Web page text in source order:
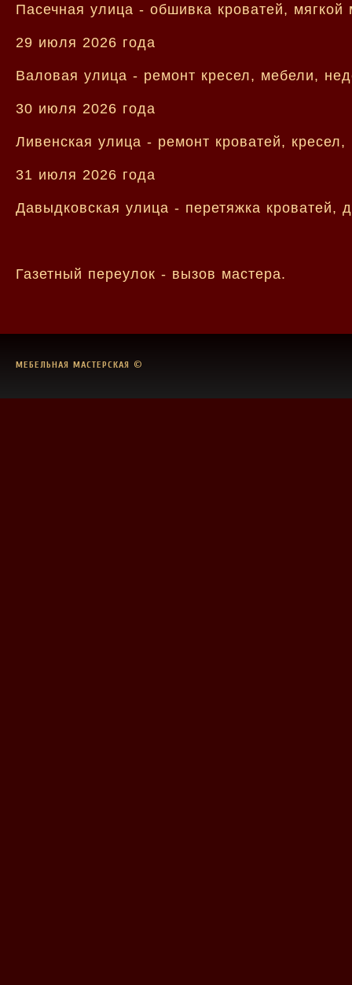
Пасечная улица - обшивка кроватей,
29 июля 2026 года
Валовая улица - ремонт кресел, мебели,
30 июля 2026 года
Ливенская улица - ремонт кроватей,
31 июля 2026 года
Давыдковская улица - перетяжка кроватей,
Газетный переулок - вызов мастера.
МЕБЕЛЬНАЯ МАСТЕРСКАЯ ©